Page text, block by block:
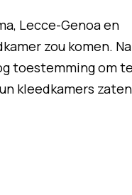
Lecce-Genoa en
zou komen. Na
toestemming om
kleedkamers